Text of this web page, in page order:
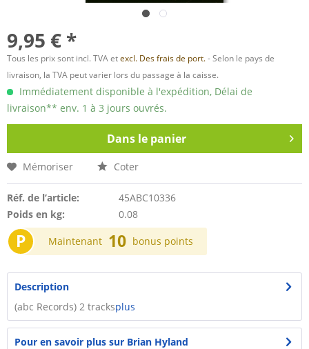
9,95 € *
Tous les prix sont incl. TVA etexcl. Des frais de port.- Selon le pays de
livraison, la TVA peut varier lors du passage à la caisse.
Immédiatement disponible à l'expédition, Délai de
livraison** env. 1 à 3 jours ouvrés.
Dans le panier
Mémoriser Coter
Réf. de l’article:
45ABC10336
Poids en kg:
0.08
P Maintenant 10 bonus points
Description
(abc Records) 2 tracksplus
Pour en savoir plus sur Brian Hyland